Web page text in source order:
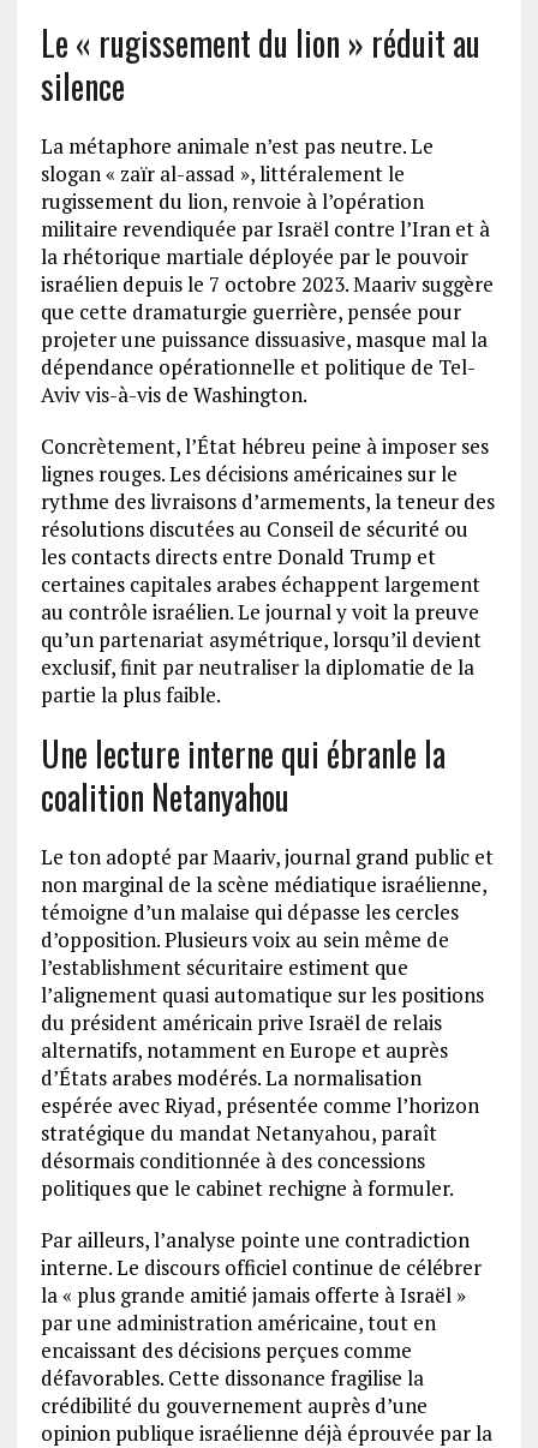
Le « rugissement du lion » réduit au
silence
La métaphore animale n’est pas neutre. Le
slogan « zaïr al-assad », littéralement le
rugissement du lion, renvoie à l’opération
militaire revendiquée par Israël contre l’Iran et à
la rhétorique martiale déployée par le pouvoir
israélien depuis le 7 octobre 2023. Maariv suggère
que cette dramaturgie guerrière, pensée pour
projeter une puissance dissuasive, masque mal la
dépendance opérationnelle et politique de Tel-
Aviv vis-à-vis de Washington.
Concrètement, l’État hébreu peine à imposer ses
lignes rouges. Les décisions américaines sur le
rythme des livraisons d’armements, la teneur des
résolutions discutées au Conseil de sécurité ou
les contacts directs entre Donald Trump et
certaines capitales arabes échappent largement
au contrôle israélien. Le journal y voit la preuve
qu’un partenariat asymétrique, lorsqu’il devient
exclusif, finit par neutraliser la diplomatie de la
partie la plus faible.
Une lecture interne qui ébranle la
coalition Netanyahou
Le ton adopté par Maariv, journal grand public et
non marginal de la scène médiatique israélienne,
témoigne d’un malaise qui dépasse les cercles
d’opposition. Plusieurs voix au sein même de
l’establishment sécuritaire estiment que
l’alignement quasi automatique sur les positions
du président américain prive Israël de relais
alternatifs, notamment en Europe et auprès
d’États arabes modérés. La normalisation
espérée avec Riyad, présentée comme l’horizon
stratégique du mandat Netanyahou, paraît
désormais conditionnée à des concessions
politiques que le cabinet rechigne à formuler.
Par ailleurs, l’analyse pointe une contradiction
interne. Le discours officiel continue de célébrer
la « plus grande amitié jamais offerte à Israël »
par une administration américaine, tout en
encaissant des décisions perçues comme
défavorables. Cette dissonance fragilise la
crédibilité du gouvernement auprès d’une
opinion publique israélienne déjà éprouvée par la